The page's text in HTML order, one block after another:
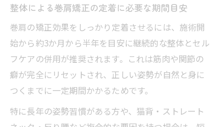
整体による巻肩矯正の定着に必要な期間目安
巻肩の矯正効果をしっかり定着させるには、施術開
始から約3か月から半年を目安に継続的な整体とセル
フケアの併用が推奨されます。これは筋肉や関節の
癖が完全にリセットされ、正しい姿勢が自然と身に
つくまでに一定期間かかるためです。
特に長年の姿勢習慣がある方や、猫背・ストレート